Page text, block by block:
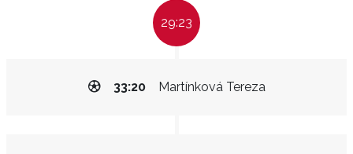
29:23
Martínková Tereza
33:20